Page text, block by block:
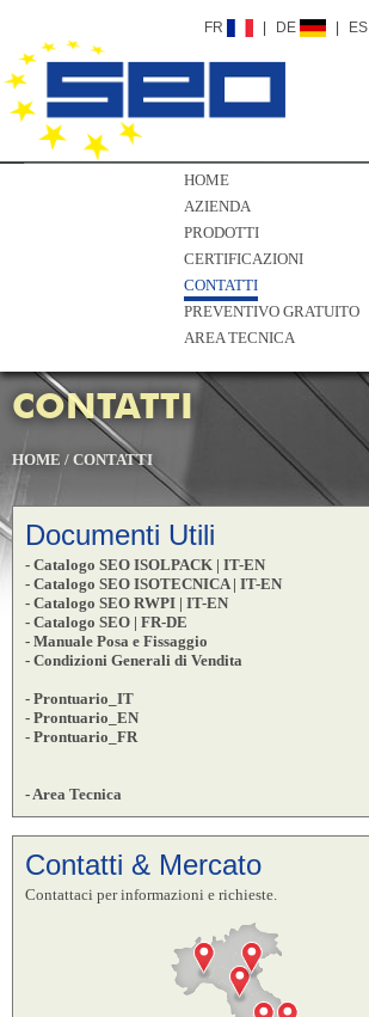
HOME
AZIENDA
PRODOTTI
CERTIFICAZIONI
CONTATTI
PREVENTIVO GRATUITO
AREA TECNICA
CONTATTI
HOME / CONTATTI
Documenti Utili
- Catalogo SEO ISOLPACK | IT-EN
- Catalogo SEO ISOTECNICA | IT-EN
- Catalogo SEO RWPI | IT-EN
- Catalogo SEO | FR-DE
- Manuale Posa e Fissaggio
- Condizioni Generali di Vendita
- Prontuario_IT
- Prontuario_EN
- Prontuario_FR
- Area Tecnica
Contatti & Mercato
Contattaci per informazioni e richieste.
FR DE ES